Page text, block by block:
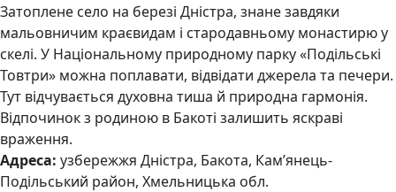
Затоплене село на березі Дністра, знане завдяки
мальовничим краєвидам і стародавньому монастирю у
скелі. У Національному природному парку «Подільські
Товтри» можна поплавати, відвідати джерела та печери.
Тут відчувається духовна тиша й природна гармонія.
Відпочинок з родиною в Бакоті залишить яскраві
враження.
Адреса: узбережжя Дністра, Бакота, Кам’янець-
Подільський район, Хмельницька обл.